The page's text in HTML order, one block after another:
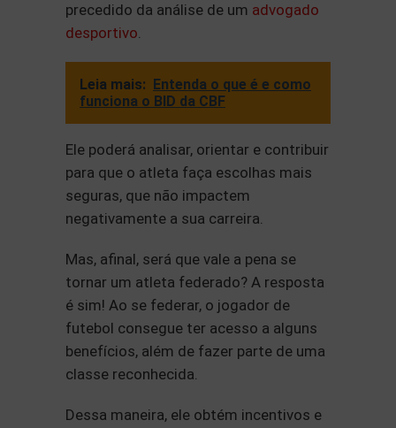
precedido da análise de um advogado
desportivo.
Leia mais: Entenda o que é e como
funciona o BID da CBF
Ele poderá analisar, orientar e contribuir
para que o atleta faça escolhas mais
seguras, que não impactem
negativamente a sua carreira.
Mas, afinal, será que vale a pena se
tornar um atleta federado? A resposta
é sim! Ao se federar, o jogador de
futebol consegue ter acesso a alguns
benefícios, além de fazer parte de uma
classe reconhecida.
Dessa maneira, ele obtém incentivos e